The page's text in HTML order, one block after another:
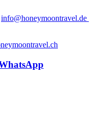
info@honeymoontravel.de